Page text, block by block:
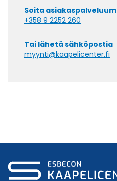
Soita
+358 9 2252 260
Tai lähetä sähköpostia
myynti@kaapelicenter.fi